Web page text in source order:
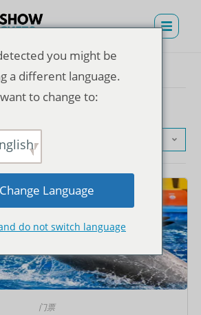
门票
you might be
a different language.
to change to:
Change Language
do not switch language